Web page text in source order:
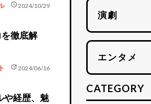
schedule2024/10/29
を徹底解
update2024/06/16
や経歴、魅
演劇
エンタメ
CATEGORY